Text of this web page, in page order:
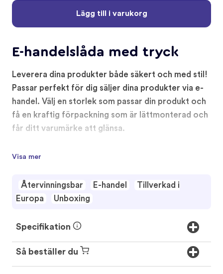
Lägg till i varukorg
E-handelslåda med tryck
Leverera dina produkter både säkert och med stil!
Passar perfekt för dig säljer dina produkter via e-
handel. Välj en storlek som passar din produkt och
få en kraftig förpackning som är lättmonterad och
får ditt varumärke att glänsa.
Visa mer
Återvinningsbar E-handel
Tillverkad i
Europa
Unboxing
Specifikation
Så beställer du